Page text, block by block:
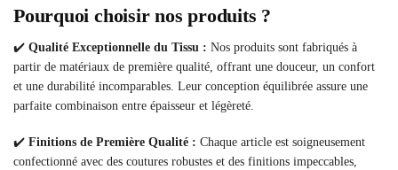
Pourquoi choisir nos produits ?
✔️ Qualité Exceptionnelle du Tissu : Nos produits sont fabriqués à
partir de matériaux de première qualité, offrant une douceur, un confort
et une durabilité incomparables. Leur conception équilibrée assure une
parfaite combinaison entre épaisseur et légèreté.
✔️ Finitions de Première Qualité : Chaque article est soigneusement
confectionné avec des coutures robustes et des finitions impeccables,